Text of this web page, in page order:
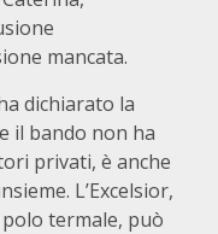
mancata.
dichiarato la
il bando non ha
privati, è anche
L’Excelsior,
termale, può